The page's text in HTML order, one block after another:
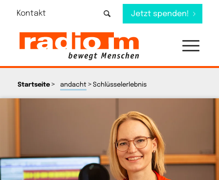
Kontakt Jetzt spenden!
Startseite> andacht> Schlüsselerlebnis